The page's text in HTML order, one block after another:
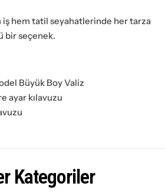
iş hem tatil seyahatlerinde her tarza
bir seçenek.
Büyük Boy Valiz
ayar kılavuzu
Kategoriler